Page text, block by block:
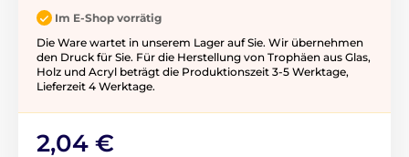
Im E-Shop vorrätig
Die Ware wartet in unserem Lager auf Sie. Wir übernehmen
den Druck für Sie. Für die Herstellung von Trophäen aus Glas,
Holz und Acryl beträgt die Produktionszeit 3-5 ​​Werktage,
Lieferzeit 4 Werktage.
2,04 €